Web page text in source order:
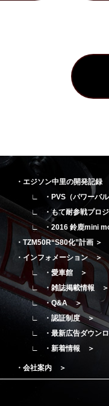
・エジソン中里の開発記録
・PVS（パワーバ
・もて耐参戦プロ
・2016 鈴鹿mini
・TZM50R“S80化”計画 ＞
・インフォメーション ＞
・愛車館 ＞
・雑誌掲載情報 ＞
・Q&A ＞
・認証制度 ＞
・最新広告ダウン
・新着情報 ＞
・会社案内 ＞